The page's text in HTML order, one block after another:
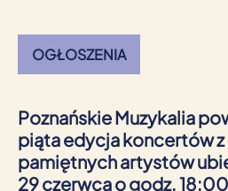
OGŁOSZENIA
Poznańskie Muzykalia
piąta edycja koncertów
pamiętnych artystów
29 czerwca o godz.